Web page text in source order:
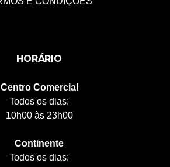
HORÁRIO
Centro Comercial
Todos os dias:
10h00 às 23h00
Continente
Todos os dias: